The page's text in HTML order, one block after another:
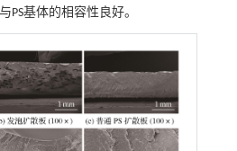
PS基体的相容性良好。